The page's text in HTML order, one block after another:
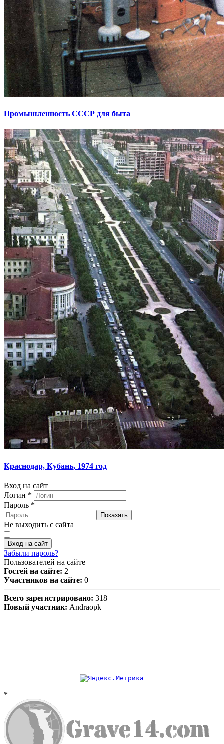
Промышленность СССР для быта
Краснодар, Кубань, 1974 год
Вход на сайт
Логин *
Пароль *
Показать
Не выходить с сайта
Вход на сайт
Забыли пароль?
Пользователей на сайте
Гостей на сайте: 2
Участников на сайте: 0
Всего зарегистрировано: 318
Новый участник: Andraopk
*